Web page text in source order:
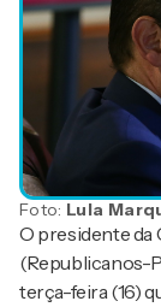
Foto: Lula
O presidente da
(Republicanos-
terça-feira (16)